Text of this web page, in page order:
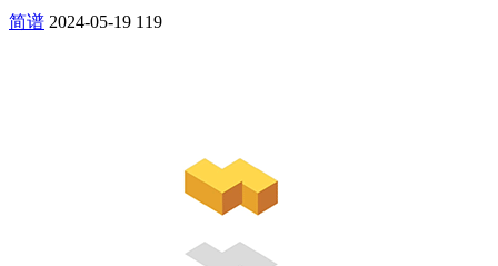
简谱 2024-05-19 119